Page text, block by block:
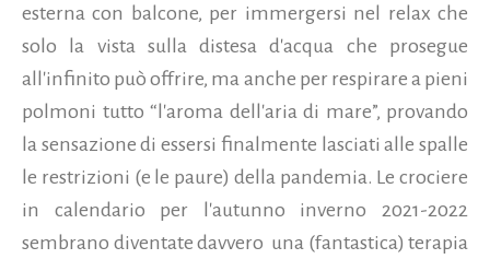
esterna con balcone, per immergersi nel relax che
solo la vista sulla distesa d'acqua che prosegue
all'infinito può offrire, ma anche per respirare a pieni
polmoni tutto “l'aroma dell'aria di mare”, provando
la sensazione di essersi finalmente lasciati alle spalle
le restrizioni (e le paure) della pandemia. Le crociere
in calendario per l'autunno inverno 2021-2022
sembrano diventate davvero una (fantastica) terapia